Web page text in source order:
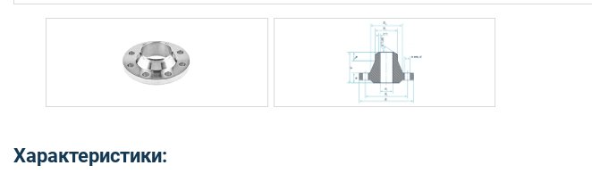
Характеристики: